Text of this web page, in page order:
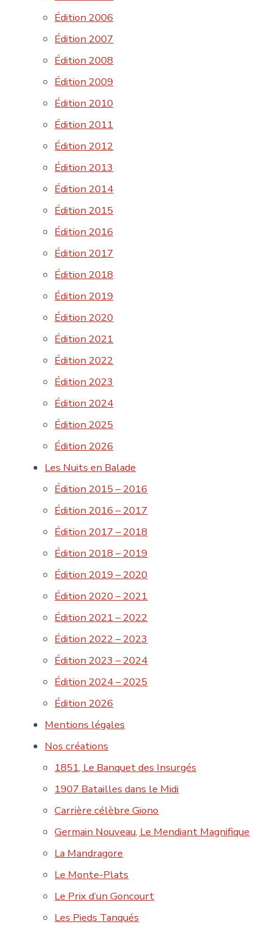
Édition 2006
Édition 2007
Édition 2008
Édition 2009
Édition 2010
Édition 2011
Édition 2012
Édition 2013
Édition 2014
Édition 2015
Édition 2016
Édition 2017
Édition 2018
Édition 2019
Édition 2020
Édition 2021
Édition 2022
Édition 2023
Édition 2024
Édition 2025
Édition 2026
Les Nuits en Balade
Édition 2015 – 2016
Édition 2016 – 2017
Édition 2017 – 2018
Édition 2018 – 2019
Édition 2019 – 2020
Édition 2020 – 2021
Édition 2021 – 2022
Édition 2022 – 2023
Édition 2023 – 2024
Édition 2024 – 2025
Édition 2026
Mentions légales
Nos créations
1851, Le Banquet des Insurgés
1907 Batailles dans le Midi
Carrière célèbre Giono
Germain Nouveau, Le Mendiant Magnifique
La Mandragore
Le Monte-Plats
Le Prix d’un Goncourt
Les Pieds Tanqués